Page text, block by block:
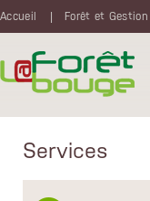
Accueil
Forêt et Gestion
Services